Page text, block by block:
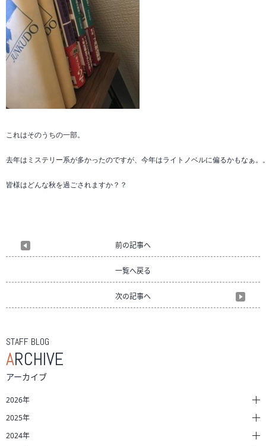
これはそのうちの一部。
去年はミステリー系が多かったのですが、今年はライトノベルに偏るかもなぁ。
皆様はどんな秋を過ごされますか？？
前の記事へ
一覧へ戻る
次の記事へ
STAFF BLOG
ARCHIVE
アーカイブ
2026年
2025年
2024年